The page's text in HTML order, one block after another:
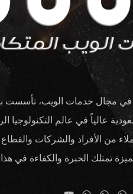
مجال خدمات الويب، تأسست
عالياً في عالم التكنولوجيا
من الأفراد والشركات
تمتلك الخبرة والكفاءة في